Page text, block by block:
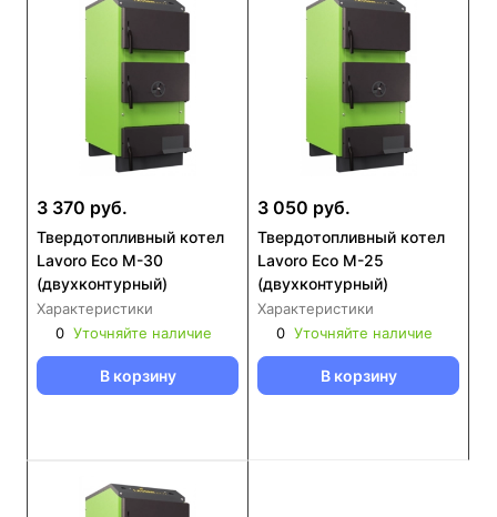
3 370 руб.
Твердотопливный котел
Lavoro Eco M-30
(двухконтурный)
Характеристики
0 Уточняйте наличие
В корзину
3 050 руб.
Твердотопливный котел
Lavoro Eco M-25
(двухконтурный)
Характеристики
0 Уточняйте наличие
В корзину